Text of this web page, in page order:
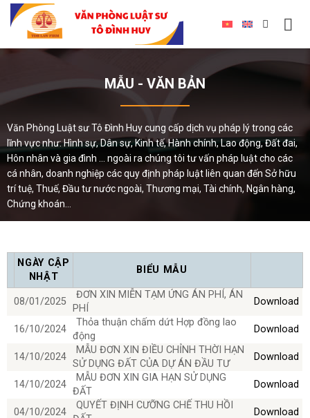
MẪU - VĂN BẢN
Văn Phòng Luật sư Tô Đình Huy cung cấp dịch vụ pháp lý trong các
lĩnh vực như: Hình sự, Dân sự, Kinh tế, Hành chính, Lao động, Đất đai,
Hôn nhân và gia đình ... ngoài ra chúng tôi tư vấn pháp luật cho các
cá nhân, doanh nghiệp các quy định pháp luật liên quan đến Sở hữu
trí tuệ, Thuế, Đầu tư nước ngoài, Thương mại, Tài chính, Ngân hàng,
Chứng khoán...
NGÀY CẬP
NHẬT
BIỂU MẪU
08/01/2025
ĐƠN XIN MIỄN TẠM ỨNG ÁN PHÍ, ÁN
PHÍ
Download
16/10/2024
Thỏa thuận chấm dứt Hợp đồng lao
động
Download
14/10/2024
MẪU ĐƠN XIN ĐIỀU CHỈNH THỜI HẠN
SỬ DỤNG ĐẤT CỦA DỰ ÁN ĐẦU TƯ
Download
14/10/2024
MẪU ĐƠN XIN GIA HẠN SỬ DỤNG
ĐẤT
Download
04/10/2024
QUYẾT ĐỊNH CƯỠNG CHẾ THU HỒI
Download